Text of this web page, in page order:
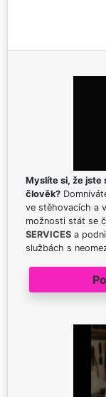
Myslíte si, že jste
člověk?
ve stěhovacích a
možnosti stát se
SERVICES a
službách s